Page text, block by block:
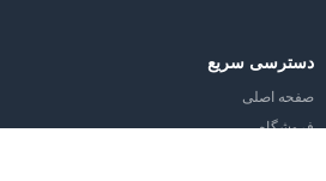
دسترسی سریع
صفحه اصلی
فروشگاه